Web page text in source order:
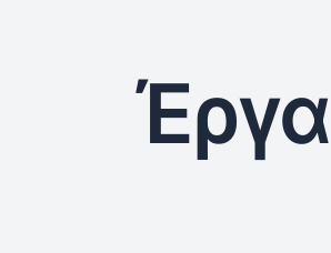
Έργα